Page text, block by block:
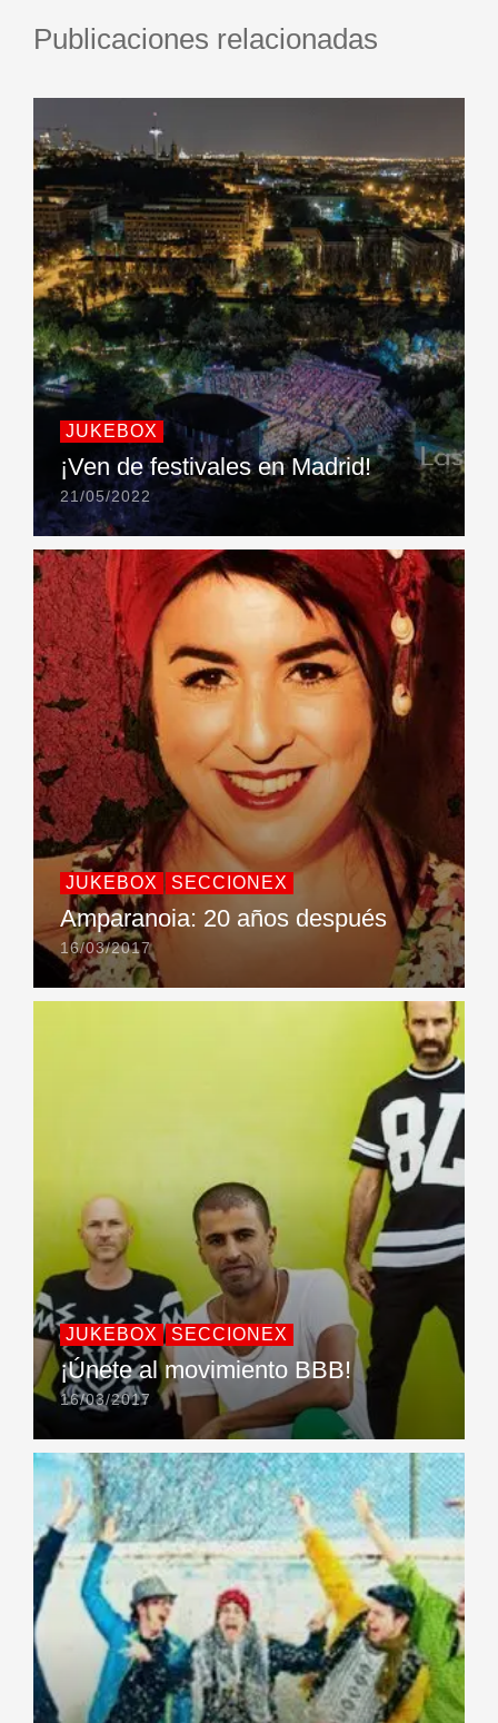
Publicaciones relacionadas
JUKEBOX
¡Ven de festivales en Madrid!
21/05/2022
JUKEBOX SECCIONEX
Amparanoia: 20 años después
16/03/2017
JUKEBOX SECCIONEX
¡Únete al movimiento BBB!
16/03/2017